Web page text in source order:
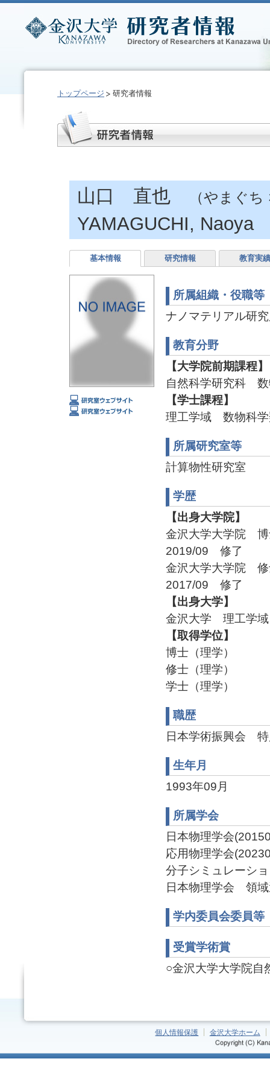
トップページ 研究者情報
山口 直也 （やまぐ
YAMAGUCHI, Naoya
基本情報 研究情報 教育実績
所属組織・役職等
ナノマテリアル研
教育分野
【大学院前期課程】
自然科学研究科 数
【学士課程】
理工学域 数物科
所属研究室等
計算物性研究室
学歴
【出身大学院】
金沢大学大学院
2019/09 修了
金沢大学大学院
2017/09 修了
【出身大学】
金沢大学 理工学
【取得学位】
博士（理学）
修士（理学）
学士（理学）
職歴
日本学術振興会 特
生年月
1993年09月
所属学会
日本物理学会
応用物理学会
分子シミュレーシ
日本物理学会 領域
学内委員会委員等
受賞学術賞
○金沢大学大学院自
個人情報保護 金沢大学ホーム